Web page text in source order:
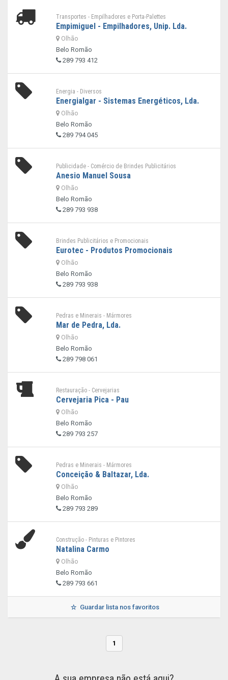
Transportes - Empilhadores e Porta-Palettes
Empimiguel - Empilhadores, Unip. Lda.
Olhão
Belo Romão
289 793 412
Energia - Diversos
Energialgar - Sistemas Energéticos, Lda.
Olhão
Belo Romão
289 794 045
Publicidade - Comércio de Brindes Publicitários
Anesio Manuel Sousa
Olhão
Belo Romão
289 793 938
Brindes Publicitários e Promocionais
Eurotec - Produtos Promocionais
Olhão
Belo Romão
289 793 938
Pedras e Minerais - Mármores
Mar de Pedra, Lda.
Olhão
Belo Romão
289 798 061
Restauração - Cervejarias
Cervejaria Pica - Pau
Olhão
Belo Romão
289 793 257
Pedras e Minerais - Mármores
Conceição & Baltazar, Lda.
Olhão
Belo Romão
289 793 289
Construção - Pinturas e Pintores
Natalina Carmo
Olhão
Belo Romão
289 793 661
Guardar lista nos favoritos
1